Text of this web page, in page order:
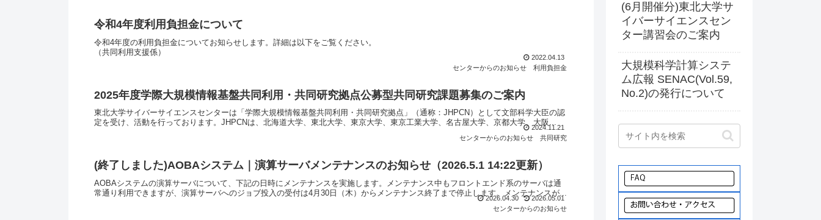
令和4年度利用負担金について
令和4年度の利用負担金についてお知らせします。詳細は以下をご覧ください。
（共同利用支援係）
2022.04.13
センターからのお知らせ
利用負担金
2025年度学際大規模情報基盤共同利用・共同研究拠点公募型共同研究課題募集のご案内
東北大学サイバーサイエンスセンターは「学際大規模情報基盤共同利用・共同研究拠点」（通称：JHPCN）として文部科学大臣の認
定を受け、活動を行っております。JHPCNは、北海道大学、東北大学、東京大学、東京工業大学、名古屋大学、京都大学、大阪...
2024.11.21
センターからのお知らせ
共同研究
(終了しました)AOBAシステム｜演算サーバメンテナンスのお知らせ（2026.5.1 14:22更新）
AOBAシステムの演算サーバについて、下記の日時にメンテナンスを実施します。メンテナンス中もフロントエンド系のサーバは通
常通り利用できますが、演算サーバへのジョブ投入の受付は4月30日（木）からメンテナンス終了まで停止します。メンテナンスが...
2026.04.30
2026.05.01
センターからのお知らせ
(6月開催分)東北大学サ
イバーサイエンスセン
ター講習会のご案内
大規模科学計算システ
ム広報 SENAC(Vol.59,
No.2)の発行について